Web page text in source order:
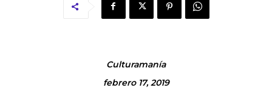
Culturamanía
febrero 17, 2019